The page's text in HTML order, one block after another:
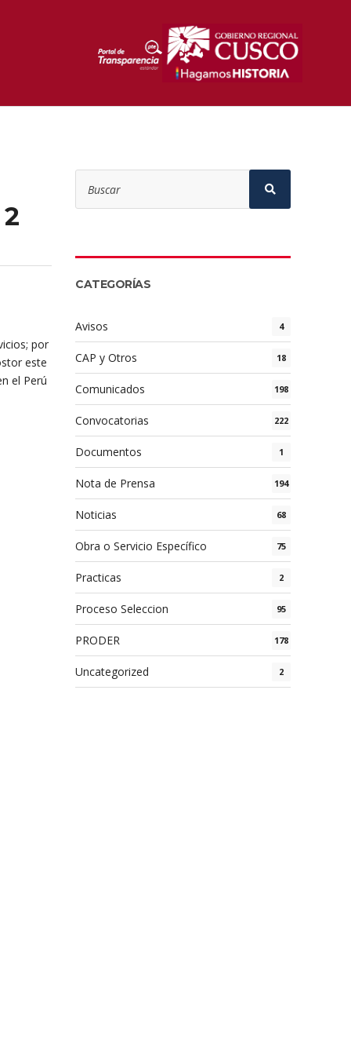
por
este
el Perú
for:
Search
CATEGORÍAS
Avisos 4
CAP y Otros 18
Comunicados 198
Convocatorias 222
Documentos 1
Nota de Prensa 194
Noticias 68
Obra o Servicio Específico 75
Practicas 2
Proceso Seleccion 95
PRODER 178
Uncategorized 2